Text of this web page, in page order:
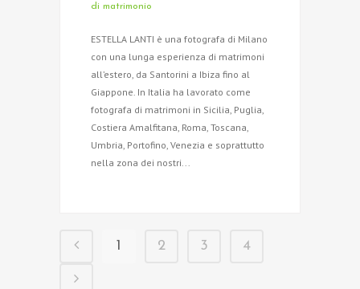
di matrimonio
ESTELLA LANTI è una fotografa di Milano
con una lunga esperienza di matrimoni
all’estero, da Santorini a Ibiza fino al
Giappone. In Italia ha lavorato come
fotografa di matrimoni in Sicilia, Puglia,
Costiera Amalfitana, Roma, Toscana,
Umbria, Portofino, Venezia e soprattutto
nella zona dei nostri...
1 2 3 4